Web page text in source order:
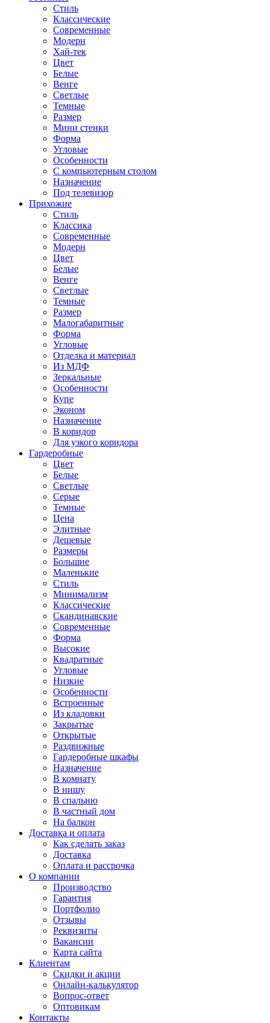
Стиль
Классические
Современные
Модерн
Хай-тек
Цвет
Белые
Венге
Светлые
Темные
Размер
Мини стенки
Форма
Угловые
Особенности
С компьютерным столом
Назначение
Под телевизор
Прихожие
Стиль
Классика
Современные
Модерн
Цвет
Белые
Венге
Светлые
Темные
Размер
Малогабаритные
Форма
Угловые
Отделка и материал
Из МДФ
Зеркальные
Особенности
Купе
Эконом
Назначение
В коридор
Для узкого коридора
Гардеробные
Цвет
Белые
Светлые
Серые
Темные
Цена
Элитные
Дешевые
Размеры
Большие
Маленькие
Стиль
Минимализм
Классические
Скандинавские
Современные
Форма
Высокие
Квадратные
Угловые
Низкие
Особенности
Встроенные
Из кладовки
Закрытые
Открытые
Раздвижные
Гардеробные шкафы
Назначение
В комнату
В нишу
В спальню
В частный дом
На балкон
Доставка и оплата
Как сделать заказ
Доставка
Оплата и рассрочка
О компании
Производство
Гарантия
Портфолио
Отзывы
Реквизиты
Вакансии
Карта сайта
Клиентам
Скидки и акции
Онлайн-калькулятор
Вопрос-ответ
Оптовикам
Контакты